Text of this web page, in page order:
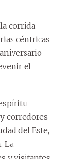
corrida
céntricas
el
corredores
del Este,
La